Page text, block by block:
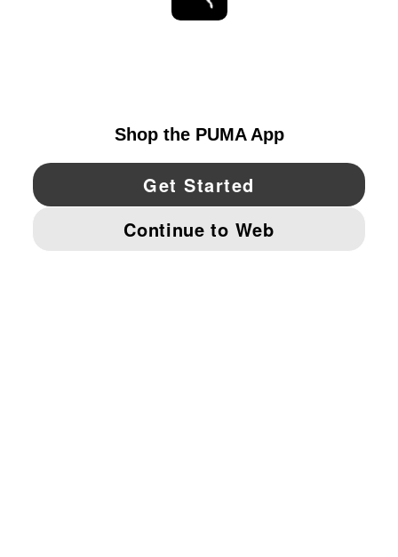
YouTube Twitter Pinterest
IMPRINT AND LEGAL DATA